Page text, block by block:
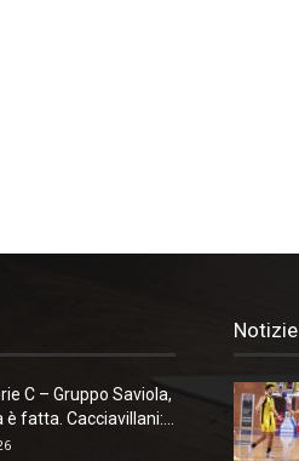
C – Gruppo Saviola,
è fatta. Cacciavillani:...